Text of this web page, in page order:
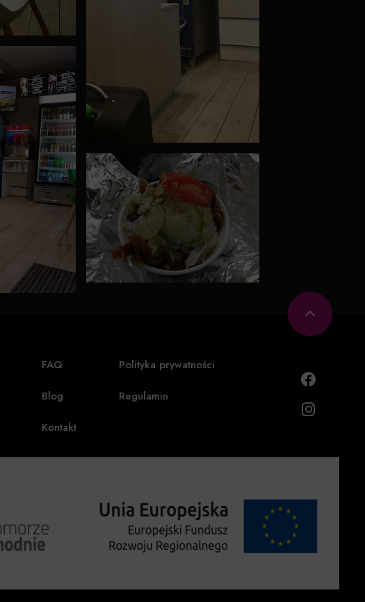
FAQ
Blog
Kontakt
Polityka prywatności
Regulamin